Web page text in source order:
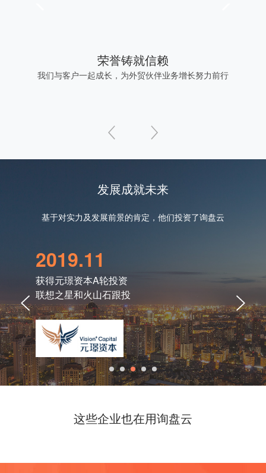
荣誉铸就信赖
我们与客户一起成长，为外贸伙伴业务增长努力前行
发展成就未来
基于对实力及发展前景的肯定，他们投资了询盘云
2019.11
获得元璟资本A轮投资
联想之星和火山石跟投
获得
这些企业也在用询盘云